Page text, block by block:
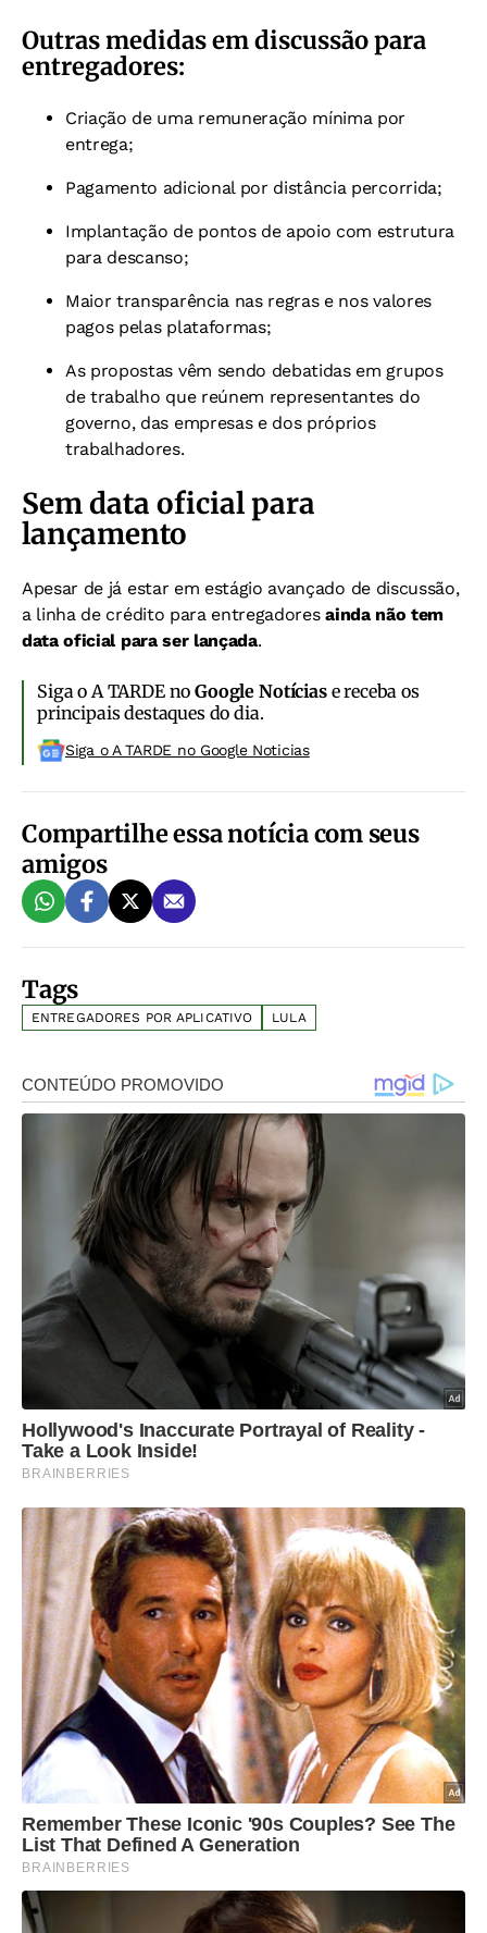
Outras medidas em discussão para
entregadores:
Criação de uma remuneração mínima por
entrega;
Pagamento adicional por distância percorrida;
Implantação de pontos de apoio com estrutura
para descanso;
Maior transparência nas regras e nos valores
pagos pelas plataformas;
As propostas vêm sendo debatidas em grupos
de trabalho que reúnem representantes do
governo, das empresas e dos próprios
trabalhadores.
Sem data oficial para
lançamento
Apesar de já estar em estágio avançado de discussão,
a linha de crédito para entregadoresainda não tem
data oficial para ser lançada.
Siga o A TARDE noGoogle Notíciase receba os
principais destaques do dia.
Siga o A TARDE no Google Noticias
Compartilhe essa notícia com seus
amigos
Tags
ENTREGADORES POR APLICATIVO LULA